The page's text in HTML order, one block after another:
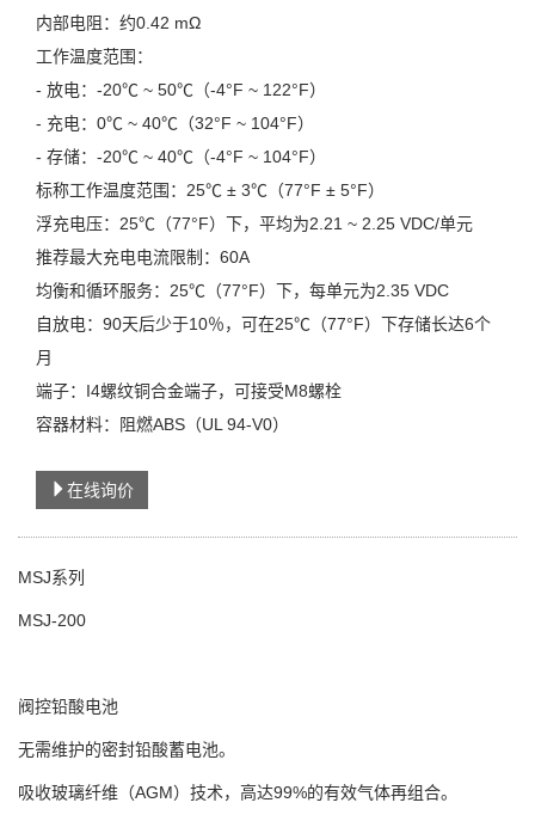
内部电阻：约0.42 mΩ
工作温度范围：
- 放电：-20℃ ~ 50℃（-4°F ~ 122°F）
- 充电：0℃ ~ 40℃（32°F ~ 104°F）
- 存储：-20℃ ~ 40℃（-4°F ~ 104°F）
标称工作温度范围：25℃ ± 3℃（77°F ± 5°F）
浮充电压：25℃（77°F）下，平均为2.21 ~ 2.25 VDC/单元
推荐最大充电电流限制：60A
均衡和循环服务：25℃（77°F）下，每单元为2.35 VDC
自放电：90天后少于10％，可在25℃（77°F）下存储长达6个
月
端子：I4螺纹铜合金端子，可接受M8螺栓
容器材料：阻燃ABS（UL 94-V0）
在线询价
MSJ系列
MSJ-200
阀控铅酸电池
无需维护的密封铅酸蓄电池。
吸收玻璃纤维（AGM）技术，高达99%的有效气体再组合。